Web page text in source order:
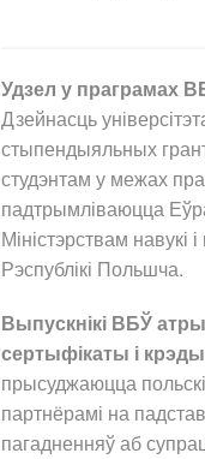
Удзел у праграмах
Дзейнасць
стыпендыяльных
студэнтам у межах
падтрымліваюцца
Міністэрствам
Рэспублікі Польшча.
Выпускнікі ВБЎ
сертыфікаты і
прысуджаюцца
партнёрамі на
пагадненняў аб